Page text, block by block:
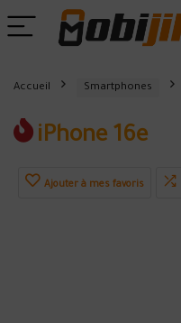
Accueil Smartphones
iPhone 16e
Ajouter à mes favoris